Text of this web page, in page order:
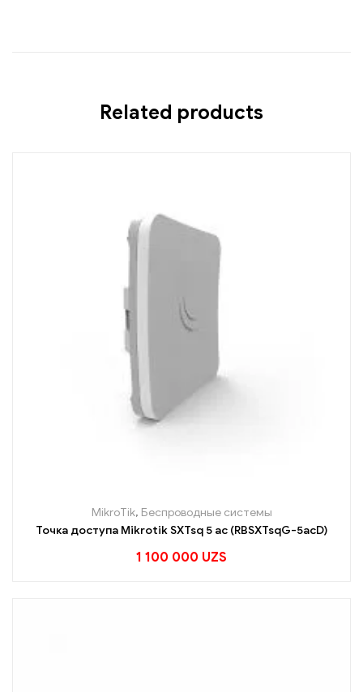
Related products
MikroTik, Беспроводные системы
Точка доступа Mikrotik SXTsq 5 ac (RBSXTsqG-5acD)
1 100 000 UZS